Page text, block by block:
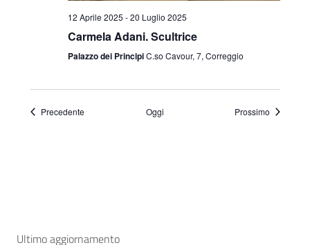
12 Aprile 2025 -20 Luglio 2025
Carmela Adani. Scultrice
Palazzo dei PrincipiC.so Cavour, 7, Correggio
PrecedenteEventi Oggi ProssimoEventi
Ultimo aggiornamento